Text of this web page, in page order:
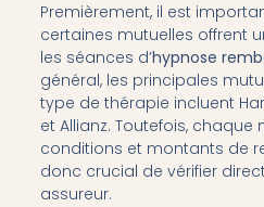
Premièrement, il est
certaines mutuelles offrent
les séances d’hypnose
général, les principales
type de thérapie incluent
et Allianz. Toutefois,
conditions et montants de
donc crucial de vérifier
assureur.